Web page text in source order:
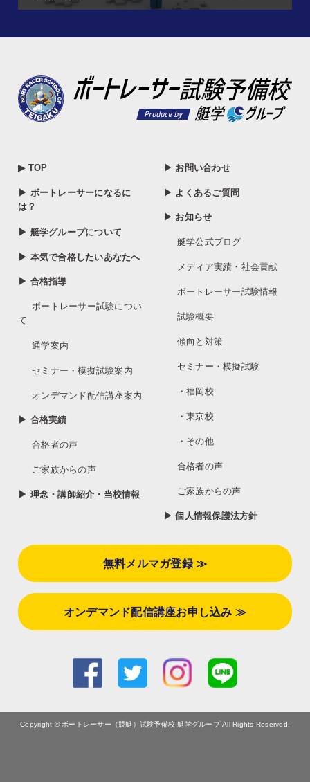
▶ TOP
▶ ボートレーサーになるに
は？
▶ 艇学グループについて
▶ 本気で合格したいあなたへ
▶ 合格指導
ボートレーサー試験につい
て
通学案内
セミナー・模擬試験案内
オンデマンド配信講座案内
▶ 合格実績
合格者の声
ご家族からの声
▶ 理念・講師紹介・当校情報
▶ お問い合わせ
▶ よくあるご質問
▶ お知らせ
艇学公式ブログ
メディア実績・社会貢献
ボートレーサー試験情報
試験概要
傾向と対策
セミナー・模擬試験
・福岡校
・東京校
・その他
合格者の声
ご家族からの声
▶ 個人情報保護法方針
無料メルマガ登録 ≫
オンデマンド配信講座お申し込み ≫
Copyright © ボートレーサー（競艇）試験予備校 艇学グループ.All Rights Reserved.